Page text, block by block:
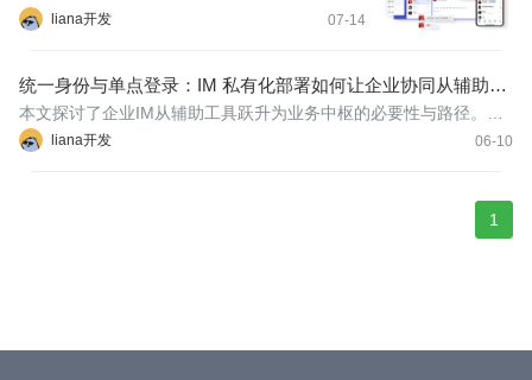
liana开发 07-14
统一身份与单点登录：IM 私有化部署如何让企业协同从辅助工
具变业务中枢
liana开发 06-10
本文探讨了企业IM从辅助工具跃升为业务中枢的必要性与路径。通
过诊断协同工具与业务脱节的矛盾，指出公有云SaaS在数据主权、
1